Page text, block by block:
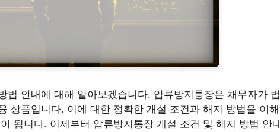
법 안내에 대해 알아보겠습니다. 압류방지통장은 채무자가
상품입니다. 이에 대한 정확한 개설 조건과 해지 방법을 이
됩니다. 이제부터 압류방지통장 개설 조건 및 해지 방법 안내